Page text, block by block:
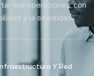
sus operaciones, con
y la seguridad.
Y Red